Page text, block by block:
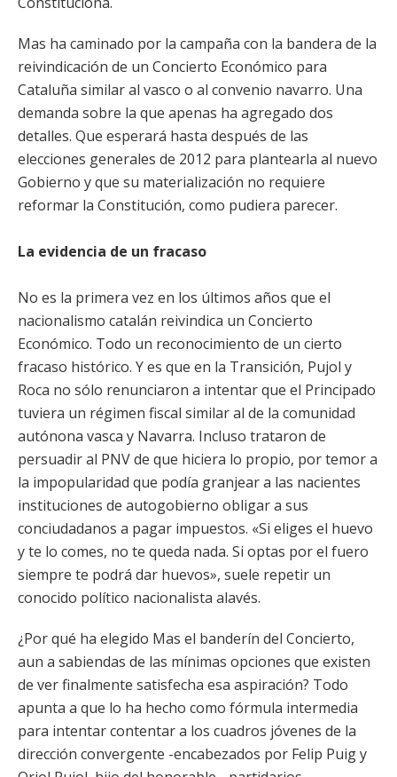
Mas ha caminado por la campaña con la bandera de la
reivindicación de un Concierto Económico para
Cataluña similar al vasco o al convenio navarro. Una
demanda sobre la que apenas ha agregado dos
detalles. Que esperará hasta después de las
elecciones generales de 2012 para plantearla al nuevo
Gobierno y que su materialización no requiere
reformar la Constitución, como pudiera parecer.
La evidencia de un fracaso
No es la primera vez en los últimos años que el
nacionalismo catalán reivindica un Concierto
Económico. Todo un reconocimiento de un cierto
fracaso histórico. Y es que en la Transición, Pujol y
Roca no sólo renunciaron a intentar que el Principado
tuviera un régimen fiscal similar al de la comunidad
autónona vasca y Navarra. Incluso trataron de
persuadir al PNV de que hiciera lo propio, por temor a
la impopularidad que podía granjear a las nacientes
instituciones de autogobierno obligar a sus
conciudadanos a pagar impuestos. «Si eliges el huevo
y te lo comes, no te queda nada. Si optas por el fuero
siempre te podrá dar huevos», suele repetir un
conocido político nacionalista alavés.
¿Por qué ha elegido Mas el banderín del Concierto,
aun a sabiendas de las mínimas opciones que existen
de ver finalmente satisfecha esa aspiración? Todo
apunta a que lo ha hecho como fórmula intermedia
para intentar contentar a los cuadros jóvenes de la
dirección convergente -encabezados por Felip Puig y